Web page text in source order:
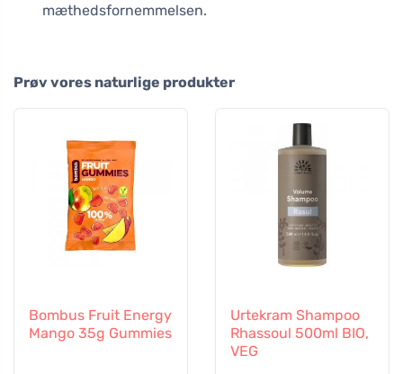
mæthedsfornemmelsen.
Prøv vores naturlige produkter
Bombus Fruit Energy
Mango 35g Gummies
Urtekram Shampoo
Rhassoul 500ml BIO,
VEG